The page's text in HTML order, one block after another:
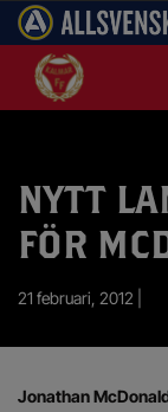
NYTT
FÖR
21 februari, 2012 |
Jonathan